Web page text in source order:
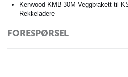
Kenwood KMB-30M Veggbrakett til
Rekkeladere
FORESPØRSEL